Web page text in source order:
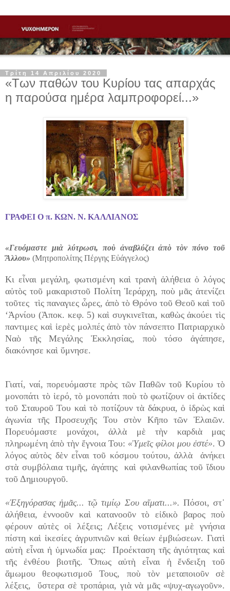
Τρίτη 14 Απριλίου 2020
«Των παθών του Κυρίου τας απαρχάς
η παρούσα ημέρα λαμπροφορεί...»
ΓΡΑΦΕΙ Ο π. ΚΩΝ. Ν. ΚΑΛΛΙΑΝΟΣ
«Γευόμαστε μιὰ λύτρωσι, ποὺ ἀναβλύζει ἀπὸ τὸν πόνο τοῦ
Ἄλλου» (Μητροπολίτης Πέργης Εὐάγγελος)
Κι εἶναι μεγάλη, φωτισμένη καὶ τρανὴ ἀλήθεια ὁ λόγος
αὐτὸς τοῦ μακαριστοῦ Πολίτη Ἱεράρχη, ποὺ μᾶς ἀτενίζει
τοῦτες τὶς παναγιες ὧρες, ἀπὸ τὸ Θρόνο τοῦ Θεοῦ καὶ τοῦ
‘Ἀρνίου (Ἀποκ. κεφ. 5) καὶ συγκινεῖται, καθὼς ἀκούει τὶς
παντιμες καὶ ἱερὲς μολπές ἀπὸ τὸν πάνσεπτο Πατριαρχικὸ
Ναὸ τῆς Μεγάλης Ἐκκλησίας, ποὺ τόσο ἀγάπησε,
διακόνησε καὶ ὕμνησε.
Γιατί, ναί, πορευόμαστε πρὸς τῶν Παθῶν τοῦ Κυρίου τὸ
μονοπάτι τὸ ἱερό, τὸ μονοπάτι ποὺ τὸ φωτίζουν οἱ ἀκτίδες
τοῦ Σταυροῦ Του καὶ τὸ ποτίζουν τὰ δάκρυα, ὁ ἱδρὼς καὶ
ἀγωνία τῆς Προσευχῆς Του στὸν Κῆπο τῶν Ἐλαιῶν.
Πορευόμαστε μονάχοι, ἀλλὰ μὲ τὴν καρδιὰ μας
πληρωμένη ἀπὸ τὴν ἔγνοια Του: «Ὑμεῖς φίλοι μου ἐστέ». Ὁ
λόγος αὐτὸς δὲν εἶναι τοῦ κόσμου τούτου, ἀλλὰ ἀνήκει
στὰ συμβόλαια τιμῆς, ἀγάπης καὶ φιλανθωπίας τοῦ ἴδιου
τοῦ Δημιουργοῦ.
«Ἐξηγόρασας ἡμᾶς... τῷ τιμίῳ Σου αἵματι...». Πόσοι, στ᾿
ἀλήθεια, ἐννοοῦν καὶ κατανοοῦν τὸ εἰδικὸ βαρος ποὺ
φέρουν αὐτὲς οἱ λέξεις; Λέξεις νοτισμένες μὲ γνήσια
πίστη καὶ ἱκεσίες ἀγρυπνιῶν καὶ θείων ἐμβιώσεων. Γιατὶ
αὐτὴ εἶναι ἡ ὑμνωδία μας: Προέκταση τῆς ἁγιότητας καὶ
τῆς ἐνθέου βιοτῆς. Ὅπως αὐτὴ εἶναι ἡ ἔνδειξη τοῦ
ἄμωμου θεοφωτισμοῦ Τους, ποὺ τὸν μεταποιοῦν σὲ
λέξεις, ὕστερα σὲ τροπάρια, γιὰ νὰ μᾶς «ψυχ-αγωγοῦν».